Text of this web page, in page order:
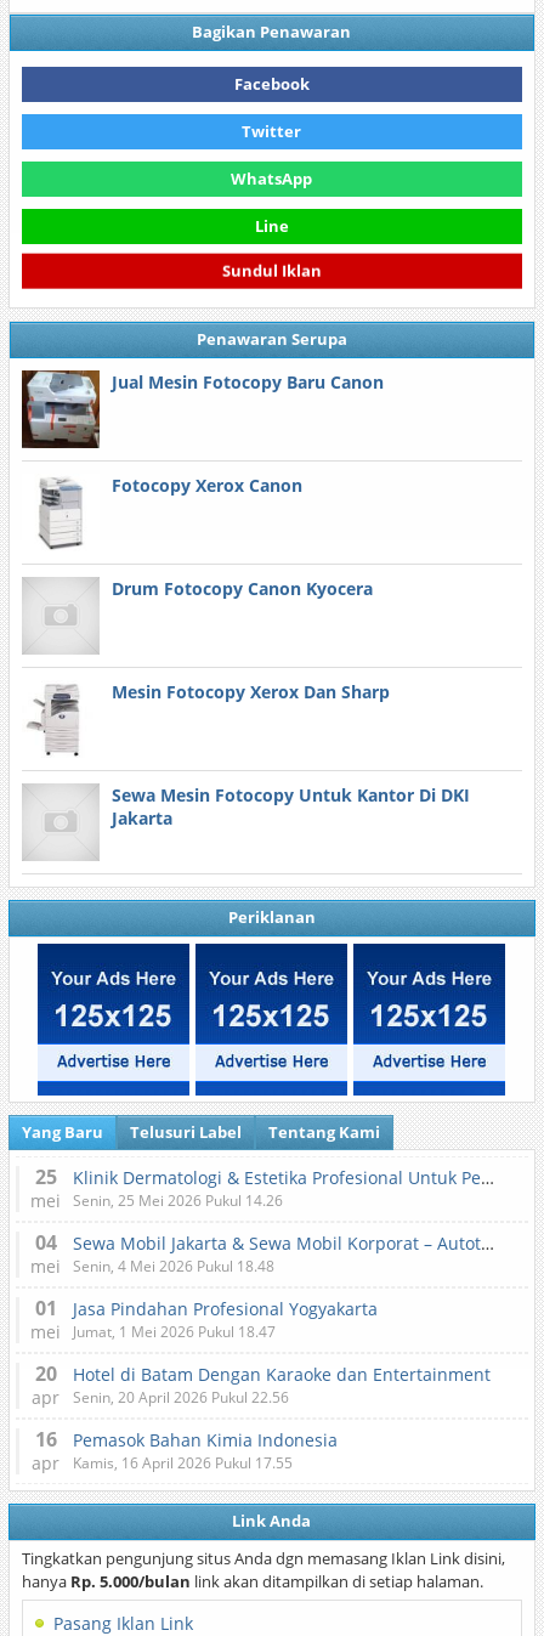
Bagikan Penawaran
Facebook
Twitter
WhatsApp
Line
Sundul Iklan
Penawaran Serupa
Jual Mesin Fotocopy Baru Canon
Fotocopy Xerox Canon
Drum Fotocopy Canon Kyocera
Mesin Fotocopy Xerox Dan Sharp
Sewa Mesin Fotocopy Untuk Kantor Di DKI
Jakarta
Periklanan
Yang Baru Telusuri Label Tentang Kami
25
mei
Klinik Dermatologi & Estetika Profesional Untuk Perawatan Kulit dan Kecantikan
Senin, 25 Mei 2026 Pukul 14.26
04
mei
Sewa Mobil Jakarta & Sewa Mobil Korporat – Autotranz Indonesia
Senin, 4 Mei 2026 Pukul 18.48
01
mei
Jasa Pindahan Profesional Yogyakarta
Jumat, 1 Mei 2026 Pukul 18.47
20
apr
Hotel di Batam Dengan Karaoke dan Entertainment
Senin, 20 April 2026 Pukul 22.56
16
apr
Pemasok Bahan Kimia Indonesia
Kamis, 16 April 2026 Pukul 17.55
Link Anda
Tingkatkan pengunjung situs Anda dgn memasang Iklan Link disini,
hanya Rp. 5.000/bulan link akan ditampilkan di setiap halaman.
Pasang Iklan Link